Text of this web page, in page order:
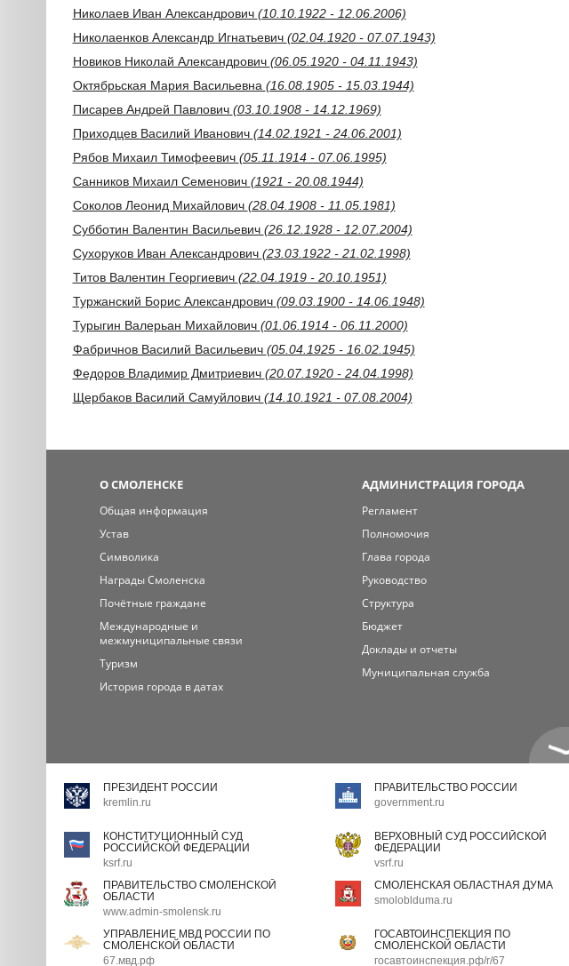
Николаев Иван Александрович (10.10.1922 - 12.06.2006)
Николаенков Александр Игнатьевич (02.04.1920 - 07.07.1943)
Новиков Николай Александрович (06.05.1920 - 04.11.1943)
Октябрьская Мария Васильевна (16.08.1905 - 15.03.1944)
Писарев Андрей Павлович (03.10.1908 - 14.12.1969)
Приходцев Василий Иванович (14.02.1921 - 24.06.2001)
Рябов Михаил Тимофеевич (05.11.1914 - 07.06.1995)
Санников Михаил Семенович (1921 - 20.08.1944)
Соколов Леонид Михайлович (28.04.1908 - 11.05.1981)
Субботин Валентин Васильевич (26.12.1928 - 12.07.2004)
Сухоруков Иван Александрович (23.03.1922 - 21.02.1998)
Титов Валентин Георгиевич (22.04.1919 - 20.10.1951)
Туржанский Борис Александрович (09.03.1900 - 14.06.1948)
Турыгин Валерьан Михайлович (01.06.1914 - 06.11.2000)
Фабричнов Василий Васильевич (05.04.1925 - 16.02.1945)
Федоров Владимир Дмитриевич (20.07.1920 - 24.04.1998)
Щербаков Василий Самуйлович (14.10.1921 - 07.08.2004)
О СМОЛЕНСКЕ
Общая информация
Устав
Символика
Награды Смоленска
Почётные граждане
Международные и
межмуниципальные связи
Туризм
История города в датах
АДМИНИСТРАЦИЯ ГОРОДА
Регламент
Полномочия
Глава города
Руководство
Структура
Бюджет
Доклады и отчеты
Муниципальная служба
ПРЕЗИДЕНТ РОССИИ
kremlin.ru
ПРАВИТЕЛЬСТВО РОССИИ
government.ru
КОНСТИТУЦИОННЫЙ СУД
РОССИЙСКОЙ ФЕДЕРАЦИИ
ksrf.ru
ВЕРХОВНЫЙ СУД РОССИЙСКОЙ
ФЕДЕРАЦИИ
vsrf.ru
ПРАВИТЕЛЬСТВО СМОЛЕНСКОЙ
ОБЛАСТИ
www.admin-smolensk.ru
СМОЛЕНСКАЯ ОБЛАСТНАЯ ДУМА
smoloblduma.ru
УПРАВЛЕНИЕ МВД РОССИИ ПО
СМОЛЕНСКОЙ ОБЛАСТИ
67.мвд.рф
ГОСАВТОИНСПЕКЦИЯ ПО
СМОЛЕНСКОЙ ОБЛАСТИ
госавтоинспекция.рф/r/67